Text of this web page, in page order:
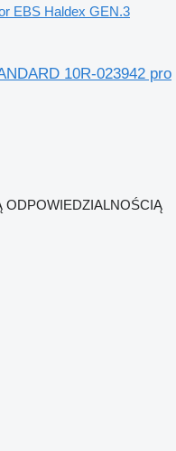
EBS Haldex GEN.3
10R-023942 pro
ODPOWIEDZIALNOŚCIĄ